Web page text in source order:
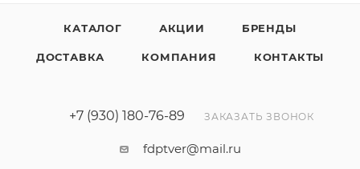
КАТАЛОГ АКЦИИ БРЕНДЫ
ДОСТАВКА КОМПАНИЯ КОНТАКТЫ
+7 (930) 180-76-89 ЗАКАЗАТЬ ЗВОНОК
fdptver@mail.ru